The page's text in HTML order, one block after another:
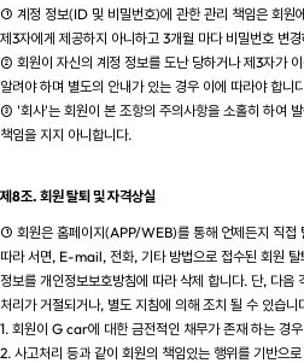
① 계정 정보(ID 및 비밀번호)에 관한 관리 책임은 회원
제3자에게 제공하지 아니하고 3개월 마다 비밀번호 변
② 회원이 자신의 계정 정보를 도난 당하거나 제3자가
알려야 하며 별도의 안내가 있는 경우 이에 따라야 합니
③ '회사'는 회원이 본 조항의 주의사항을 소홀히 하여
책임을 지지 아니합니다.
제8조. 회원 탈퇴 및 자격상실
① 회원은 홈페이지(APP/WEB)를 통해 언제든지 직접
따라 서면, E-mail, 전화, 기타 방법으로 접수된 회원
정보를 개인정보보호방침에 따라 삭제 합니다. 단, 다음
처리가 거절되거나, 별도 지침에 의해 조치 될 수 있습니
1. 회원이 G car에 대한 금전적인 채무가 존재 하는 경우
2. 사고처리 등과 같이 회원의 책임있는 행위를 기반으